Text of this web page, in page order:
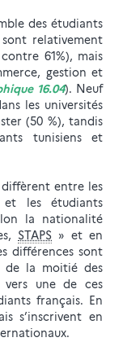
des étudiants
relativement
61%), mais
gestion et
16.04). Neuf
les universités
(50 %), tandis
tunisiens et
diffèrent entre les
et les étudiants
la nationalité
STAPS » et en
différences sont
de la moitié des
vers une de ces
français. En
s’inscrivent en